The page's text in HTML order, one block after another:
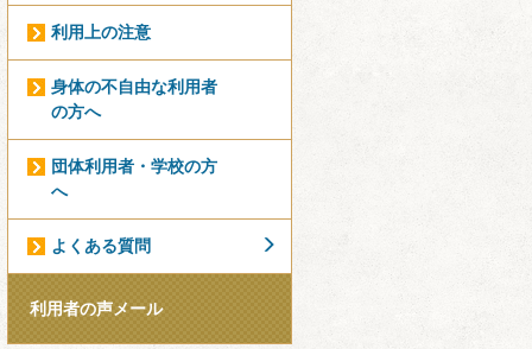
利用上の注意
身体の不自由な利用者
の方へ
団体利用者・学校の方
へ
よくある質問
利用者の声メール